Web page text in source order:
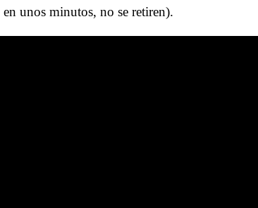
en unos minutos, no se retiren).